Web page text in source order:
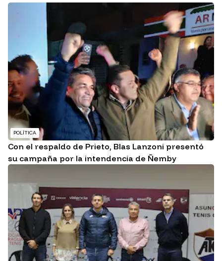
POLÍTICA
Con el respaldo de Prieto, Blas Lanzoni presentó
su campaña por la intendencia de Ñemby